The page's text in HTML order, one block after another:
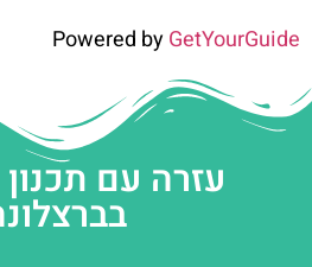
Powered byGetYourGuide
עזרה עם